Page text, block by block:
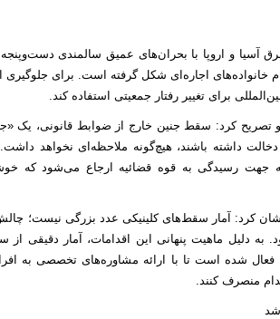
آسیا و اروپا با بحران‌های عمیق سالمندی
اجاره‌ای شکل گرفته است. برای جلوگیری
برای تغییر رفتار جمعیتی استفاده کند.
کرد: سقط جنین خارج از ضوابط قانونی، یک
داشته باشند، هیچ‌گونه ملاحظه‌ای نخواهد
جهت رسیدگی به قوه قضائیه ارجاع می‌شود که
کرد: آمار سقط‌های کلینیکی عدد بزرگی نیست؛
به دلیل ماهیت پنهانی این اقدامات، آمار
شده است تا با ارائه مشاوره‌های تخصصی به
منصرف کنند.